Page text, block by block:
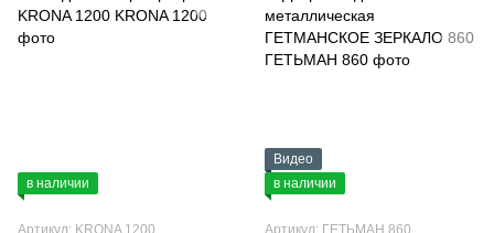
в наличии
Артикул: KRONA 1200
Видео
в наличии
Артикул: ГЕТЬМАН 860